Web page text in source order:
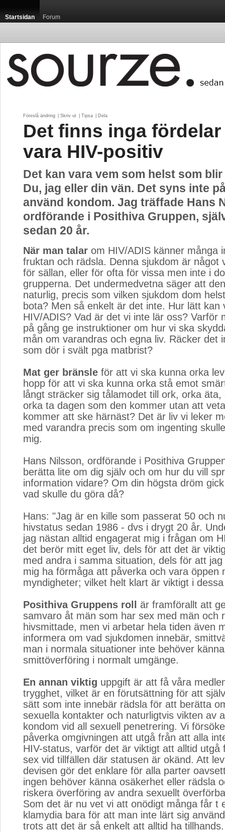
Startsidan Forum
Föreslå ändring Skriv ut Tipsa Dela
Det finns inga
vara HIV-positiv
Det kan vara vem som helst som
Du, jag eller din vän. Det syns inte
använd kondom. Jag träffade Hans
ordförande i Posithiva Gruppen,
sedan 20 år.
När man talar om HIV/ADIS känner många
fruktan och rädsla. Denna sjukdom är något
för sällan, eller för ofta för vissa men inte i
grupperna. Det undermedvetna säger att
naturlig, precis som vilken sjukdom dom
bota? Men så enkelt är det inte. Hur lätt kan
HIV/ADIS? Vad är det vi inte lär oss? Varför
på gång ge instruktioner om hur vi ska
mån om varandras och egna liv. Räcker det
som dör i svält pga matbrist?
Mat ger bränsle för att vi ska kunna orka
hopp för att vi ska kunna orka stå emot
långt sträcker sig tålamodet till ork, orka
orka ta dagen som den kommer utan att
kommer att ske härnäst? Det är liv vi leker
med varandra precis som om ingenting
mig.
Hans Nilsson, ordförande i Posithiva
berätta lite om dig själv och om hur du vill
information vidare? Om din högsta dröm
vad skulle du göra då?
Hans: "Jag är en kille som passerat 50 och
hivstatus sedan 1986 - dvs i drygt 20 år.
jag nästan alltid engagerat mig i frågan om
det berör mitt eget liv, dels för att det är
med andra i samma situation, dels för att
mig ha förmåga att påverka och vara öppen
myndigheter; vilket helt klart är viktigt i
Posithiva Gruppens roll
är framförallt att
samvaro åt män som har sex med män och
hivsmittade, men vi arbetar hela tiden även
informera om vad sjukdomen innebär,
man i normala situationer inte behöver
smittöverföring i normalt umgänge.
En annan viktig uppgift är att få våra
trygghet, vilket är en förutsättning för att
sätt som inte innebär rädsla för att berätta
sexuella kontakter och naturligtvis vikten av
kondom vid all sexuell penetrering. Vi
påverka omgivningen att utgå från att alla
HIV-status, varför det är viktigt att alltid utgå
sex vid tillfällen där statusen är okänd. Att
devisen gör det enklare för alla parter
ingen behöver känna osäkerhet eller rädsla
riskera överföring av andra sexuellt
Som det är nu vet vi att onödigt många får t
klamydia bara för att man inte lärt sig
trots att det är så enkelt att alltid ha tillhands.